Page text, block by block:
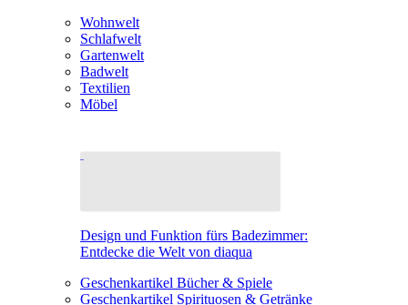
Wohnwelt
Schlafwelt
Gartenwelt
Badwelt
Textilien
Möbel
Design und Funktion fürs Badezimmer:
Entdecke die Welt von diaqua
Geschenkartikel Bücher & Spiele
Geschenkartikel Spirituosen & Getränke